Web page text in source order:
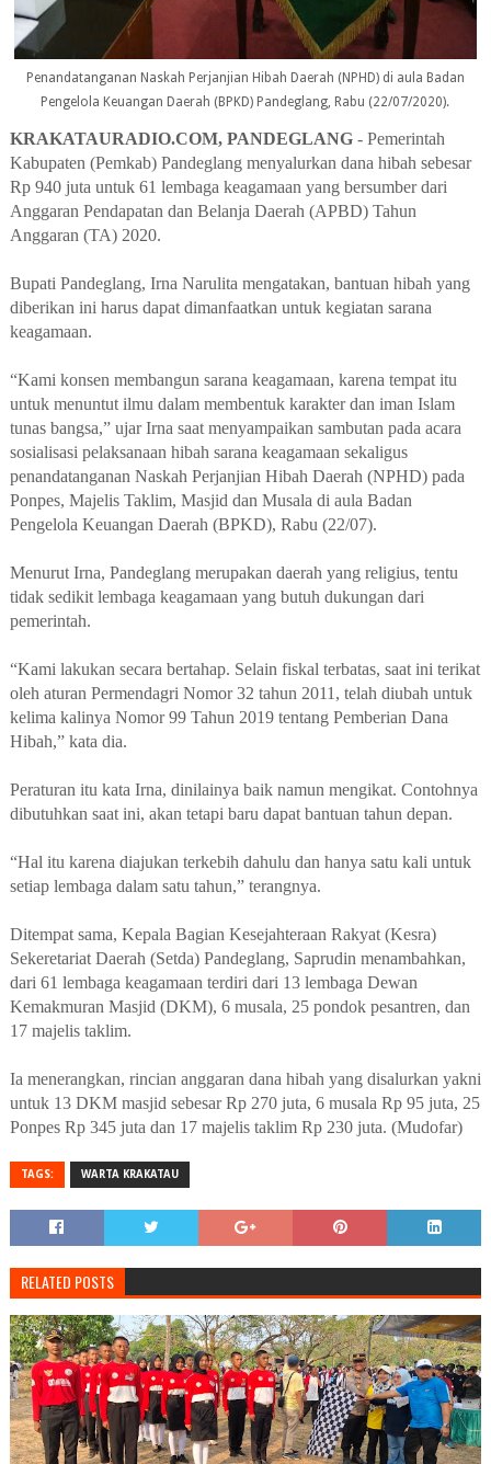
Penandatanganan Naskah Perjanjian Hibah Daerah (NPHD) di aula Badan
Pengelola Keuangan Daerah (BPKD) Pandeglang, Rabu (22/07/2020).
KRAKATAURADIO.COM, PANDEGLANG- Pemerintah
Kabupaten (Pemkab) Pandeglang menyalurkan dana hibah sebesar
Rp 940 juta untuk 61 lembaga keagamaan yang bersumber dari
Anggaran Pendapatan dan Belanja Daerah (APBD) Tahun
Anggaran (TA) 2020.
Bupati Pandeglang, Irna Narulita mengatakan, bantuan hibah yang
diberikan ini harus dapat dimanfaatkan untuk kegiatan sarana
keagamaan.
“Kami konsen membangun sarana keagamaan, karena tempat itu
untuk menuntut ilmu dalam membentuk karakter dan iman Islam
tunas bangsa,” ujar Irna saat menyampaikan sambutan pada acara
sosialisasi pelaksanaan hibah sarana keagamaan sekaligus
penandatanganan Naskah Perjanjian Hibah Daerah (NPHD) pada
Ponpes, Majelis Taklim, Masjid dan Musala di aula Badan
Pengelola Keuangan Daerah (BPKD), Rabu (22/07).
Menurut Irna, Pandeglang merupakan daerah yang religius, tentu
tidak sedikit lembaga keagamaan yang butuh dukungan dari
pemerintah.
“Kami lakukan secara bertahap. Selain fiskal terbatas, saat ini terikat
oleh aturan Permendagri Nomor 32 tahun 2011, telah diubah untuk
kelima kalinya Nomor 99 Tahun 2019 tentang Pemberian Dana
Hibah,” kata dia.
Peraturan itu kata Irna, dinilainya baik namun mengikat. Contohnya
dibutuhkan saat ini, akan tetapi baru dapat bantuan tahun depan.
“Hal itu karena diajukan terkebih dahulu dan hanya satu kali untuk
setiap lembaga dalam satu tahun,” terangnya.
Ditempat sama, Kepala Bagian Kesejahteraan Rakyat (Kesra)
Sekeretariat Daerah (Setda) Pandeglang, Saprudin menambahkan,
dari 61 lembaga keagamaan terdiri dari 13 lembaga Dewan
Kemakmuran Masjid (DKM), 6 musala, 25 pondok pesantren, dan
17 majelis taklim.
Ia menerangkan, rincian anggaran dana hibah yang disalurkan yakni
untuk 13 DKM masjid sebesar Rp 270 juta, 6 musala Rp 95 juta, 25
Ponpes Rp 345 juta dan 17 majelis taklim Rp 230 juta. (Mudofar)
TAGS: WARTA KRAKATAU
RELATED POSTS